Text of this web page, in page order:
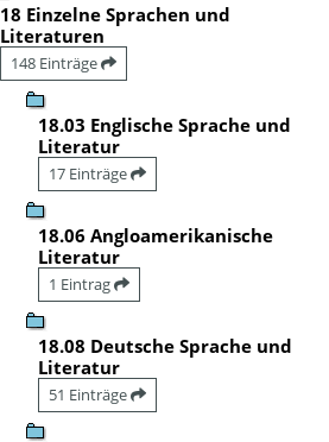
18 Einzelne Sprachen und
Literaturen
148 Einträge
18.03 Englische Sprache und
Literatur
17 Einträge
18.06 Angloamerikanische
Literatur
1 Eintrag
18.08 Deutsche Sprache und
Literatur
51 Einträge